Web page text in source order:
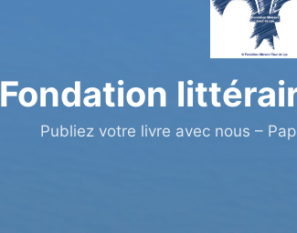
Fondation
Publiez votre livre avec nous –